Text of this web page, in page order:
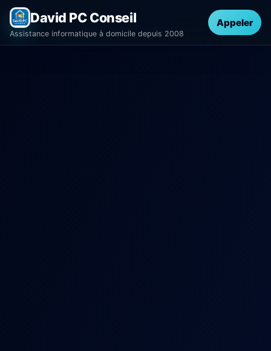
David PC Conseil
Assistance informatique à domicile depuis 2008
Appeler